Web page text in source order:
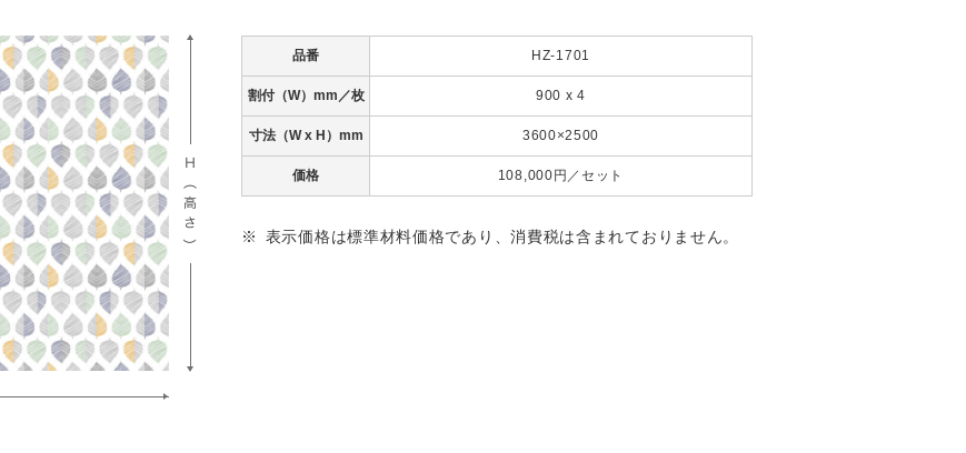
品番 HZ-1701
割付（W）mm／枚 900 x 4
寸法（W x H）mm 3600×2500
価格 108,000円／セット
表示価格は標準材料価格であり、消費税は含まれておりません。